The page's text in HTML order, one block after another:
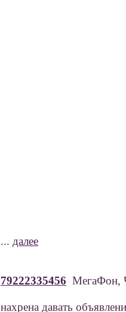
... далее
79222335456 МегаФон,
нахрена давать